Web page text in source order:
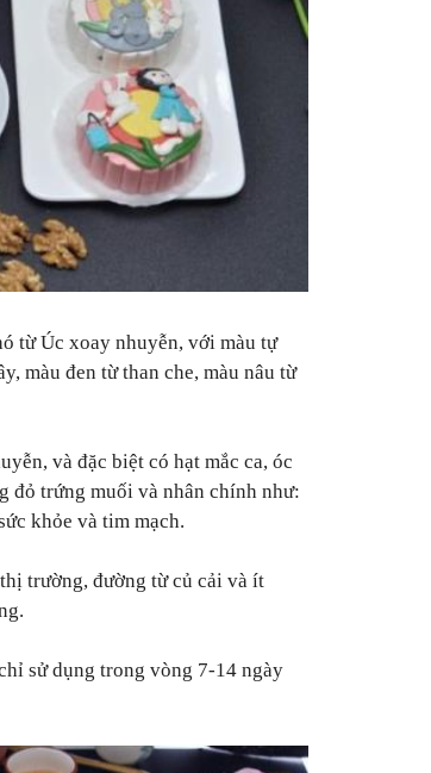
từ Úc xoay nhuyễn, với màu tự
màu đen từ than che, màu nâu từ
và đặc biệt có hạt mắc ca, óc
đỏ trứng muối và nhân chính như:
khỏe và tim mạch.
trường, đường từ củ cải và ít
sử dụng trong vòng 7-14 ngày